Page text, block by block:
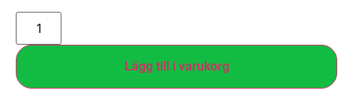
Lägg till i varukorg